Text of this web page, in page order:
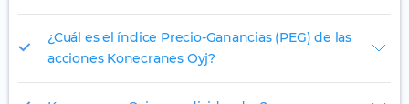
¿Cuál es el índice Precio-Ganancias (PEG) de las
acciones Konecranes Oyj?